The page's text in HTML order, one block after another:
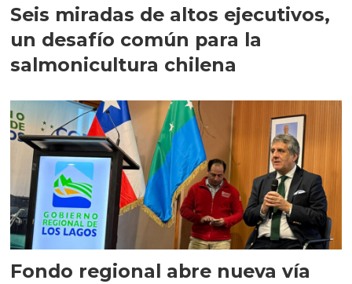
Seis miradas de altos ejecutivos,
un desafío común para la
salmonicultura chilena
Fondo regional abre nueva vía